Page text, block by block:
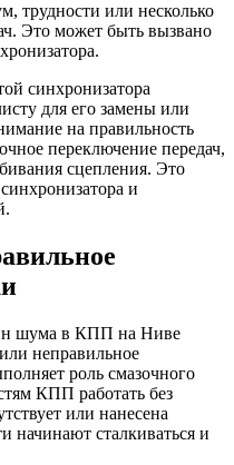
трудности или несколько
Это может быть вызвано
синхронизатора
для его замены или
на правильность
переключение передач,
сцепления. Это
и
шума в КПП на Ниве
неправильное
роль смазочного
КПП работать без
или нанесена
начинают сталкиваться и